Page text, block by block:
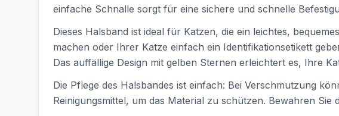
einfache Schnalle sorgt für eine sichere und schnelle
Dieses Halsband ist ideal für Katzen, die ein leichtes,
machen oder Ihrer Katze einfach ein Identifikationsetikett
Das auffällige Design mit gelben Sternen erleichtert es, Ihre
Die Pflege des Halsbandes ist einfach: Bei Verschmutzung
Reinigungsmittel, um das Material zu schützen. Bewahren